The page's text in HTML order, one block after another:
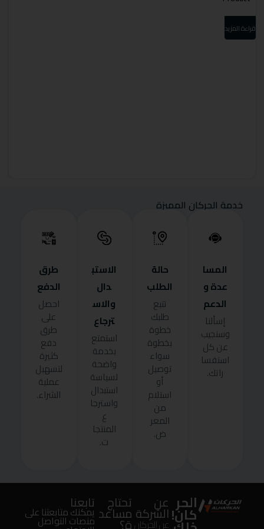
قراءة المزيد
خدمة الحركان المميزة
المسا
عدة و
الدعم
إسألنا
وسنجيب
عن كل
استفسا
راتك.
حالة
الطلب
تتبع
طلبك
خطوة
بخطوة
سواء
توصيل
أو
استلام
من
المعر
ض.
الاستب
دال
والاس
ترجاع
استمتع
بخدمة
واضحة
لسياسة
استبدال
واسترجا
ع
المنتجا
ت.
طرق
الدفع
احصل
على
طرق
دفع
كثيرة
لتسهيل
عملية
الشراء.
الحر
كان!
عن
الشركة
عن الحركان
تحتاج
مساعد
ة؟
تابعنا
يمكنك متابعتنا على
منصات التواصل